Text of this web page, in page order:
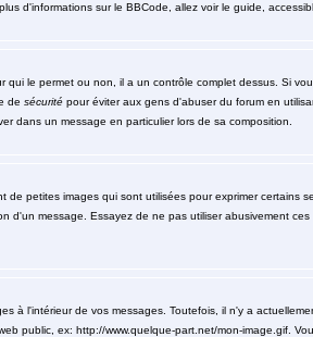
d'informations sur le BBCode, allez voir le guide,
qui le permet ou non, il a un contrôle complet dessus. Si
de sécuritépour éviter aux gens d'abuser du forum en
dans un message en particulier lors de sa composition.
de petites images qui sont utilisées pour exprimer certains
d'un message. Essayez de ne pas utiliser abusivement
à l'intérieur de vos messages. Toutefois, il n'y a
public, ex: http://www.quelque-part.net/mon-image.gif.